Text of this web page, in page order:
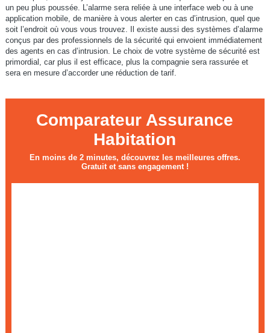
un peu plus poussée. L’alarme sera reliée à une interface web ou à une
application mobile, de manière à vous alerter en cas d’intrusion, quel que
soit l’endroit où vous vous trouvez. Il existe aussi des systèmes d’alarme
conçus par des professionnels de la sécurité qui envoient immédiatement
des agents en cas d’intrusion. Le choix de votre système de sécurité est
primordial, car plus il est efficace, plus la compagnie sera rassurée et
sera en mesure d’accorder une réduction de tarif.
Comparateur Assurance
Habitation
En moins de 2 minutes, découvrez les meilleures offres.
Gratuit et sans engagement !